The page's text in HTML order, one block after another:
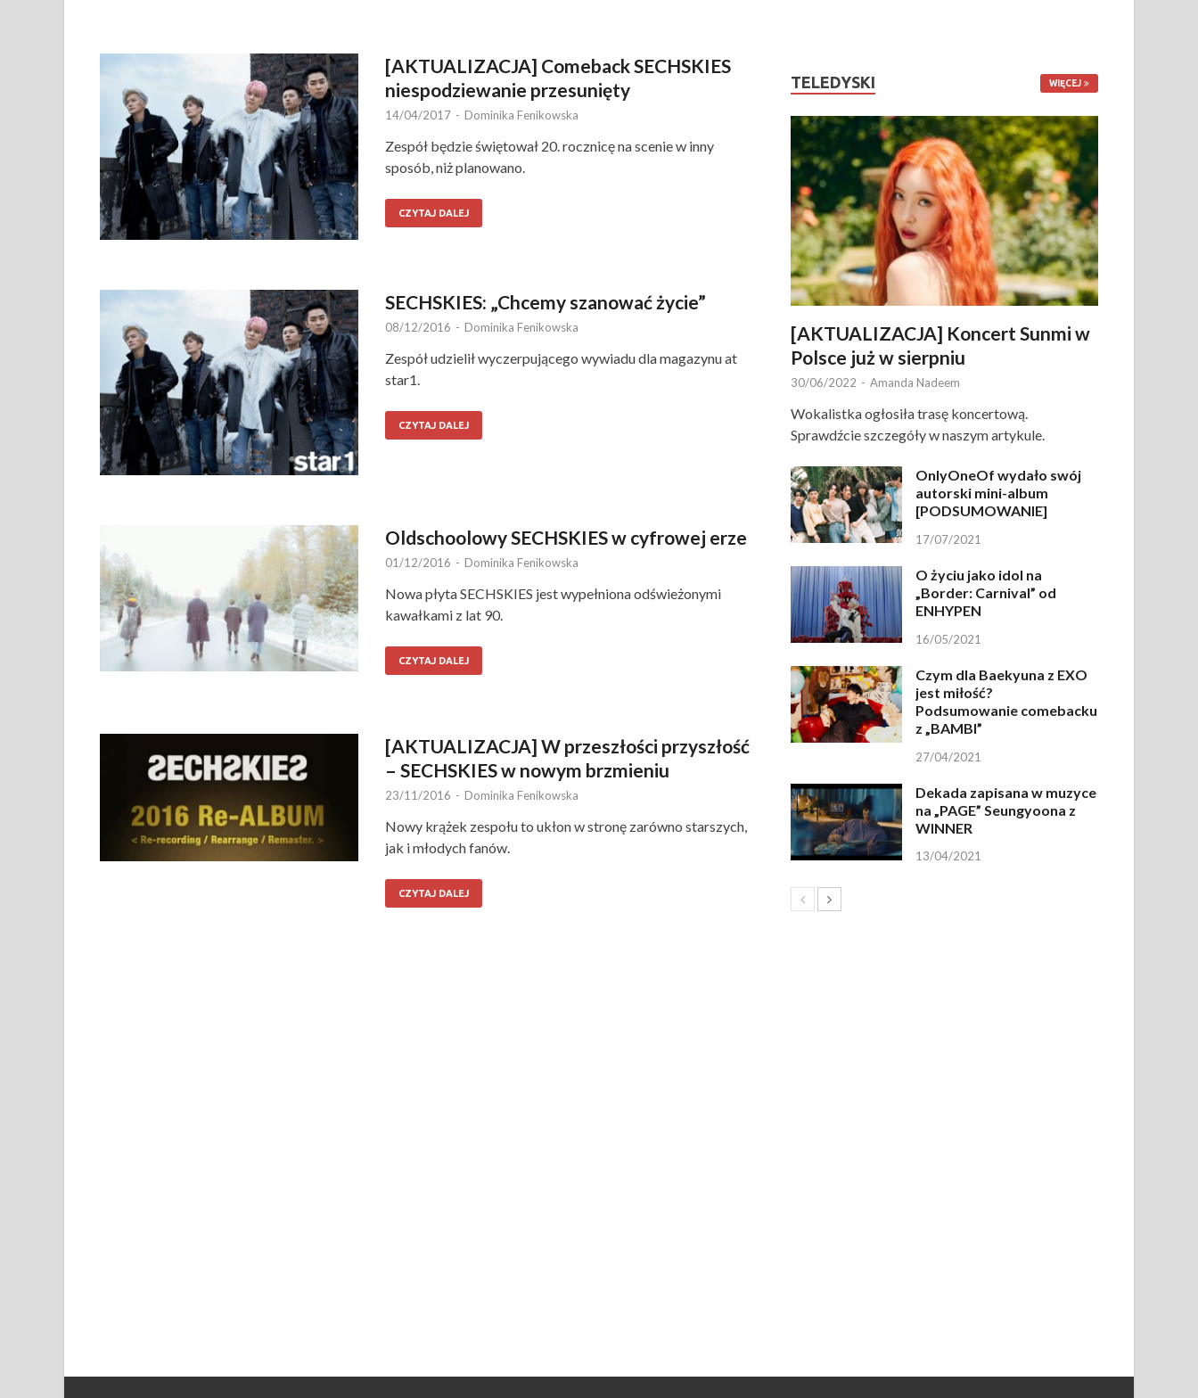
[AKTUALIZACJA] Comeback SECHSKIES
niespodziewanie przesunięty
14/04/2017 - Dominika Fenikowska
Zespół będzie świętował 20. rocznicę na scenie w inny
sposób, niż planowano.
CZYTAJ DALEJ
SECHSKIES: „Chcemy szanować życie”
08/12/2016 - Dominika Fenikowska
Zespół udzielił wyczerpującego wywiadu dla magazynu at
star1.
CZYTAJ DALEJ
Oldschoolowy SECHSKIES w cyfrowej erze
01/12/2016 - Dominika Fenikowska
Nowa płyta SECHSKIES jest wypełniona odświeżonymi
kawałkami z lat 90.
CZYTAJ DALEJ
[AKTUALIZACJA] W przeszłości przyszłość
– SECHSKIES w nowym brzmieniu
23/11/2016 - Dominika Fenikowska
Nowy krążek zespołu to ukłon w stronę zarówno starszych,
jak i młodych fanów.
CZYTAJ DALEJ
TELEDYSKI WIĘCEJ
[AKTUALIZACJA] Koncert Sunmi w
Polsce już w sierpniu
30/06/2022 - Amanda Nadeem
Wokalistka ogłosiła trasę koncertową.
Sprawdźcie szczegóły w naszym artykule.
OnlyOneOf wydało swój
autorski mini-album
[PODSUMOWANIE]
17/07/2021
O życiu jako idol na
„Border: Carnival” od
ENHYPEN
16/05/2021
Czym dla Baekyuna z EXO
jest miłość?
Podsumowanie comebacku
z „BAMBI”
27/04/2021
Dekada zapisana w muzyce
na „PAGE” Seungyoona z
WINNER
13/04/2021